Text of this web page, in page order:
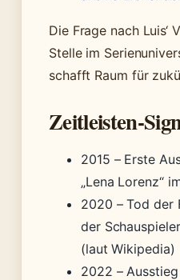
Die Frage nach Luis‘
Stelle im
schafft Raum für
Zeitleisten-
2015 – Erste
„Lena Lorenz“
2020 – Tod der
der
(laut Wikipedia)
2022 –